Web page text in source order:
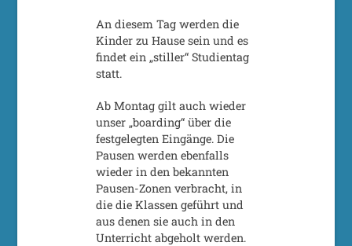
An diesem Tag werden die
Kinder zu Hause sein und es
findet ein „stiller“ Studientag
statt.
Ab Montag gilt auch wieder
unser „boarding“ über die
festgelegten Eingänge. Die
Pausen werden ebenfalls
wieder in den bekannten
Pausen-Zonen verbracht, in
die die Klassen geführt und
aus denen sie auch in den
Unterricht abgeholt werden.